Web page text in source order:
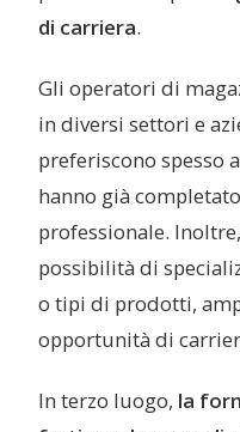
di carriera.
Gli operatori di
in diversi settori e
preferiscono spesso
hanno già
professionale.
possibilità di
o tipi di prodotti,
opportunità di
In terzo luogo, la